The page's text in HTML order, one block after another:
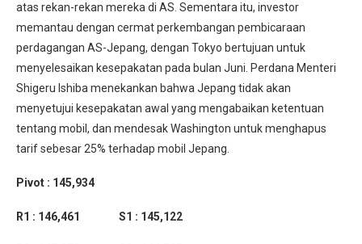
atas rekan-rekan mereka di AS. Sementara itu, investor
memantau dengan cermat perkembangan pembicaraan
perdagangan AS-Jepang, dengan Tokyo bertujuan untuk
menyelesaikan kesepakatan pada bulan Juni. Perdana Menteri
Shigeru Ishiba menekankan bahwa Jepang tidak akan
menyetujui kesepakatan awal yang mengabaikan ketentuan
tentang mobil, dan mendesak Washington untuk menghapus
tarif sebesar 25% terhadap mobil Jepang.
Pivot : 145,934
R1 : 146,461 S1 : 145,122